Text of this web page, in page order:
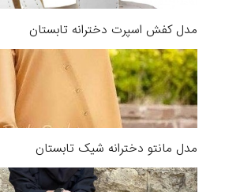
مدل کفش اسپرت دخترانه تابستان
مدل مانتو دخترانه شیک تابستان